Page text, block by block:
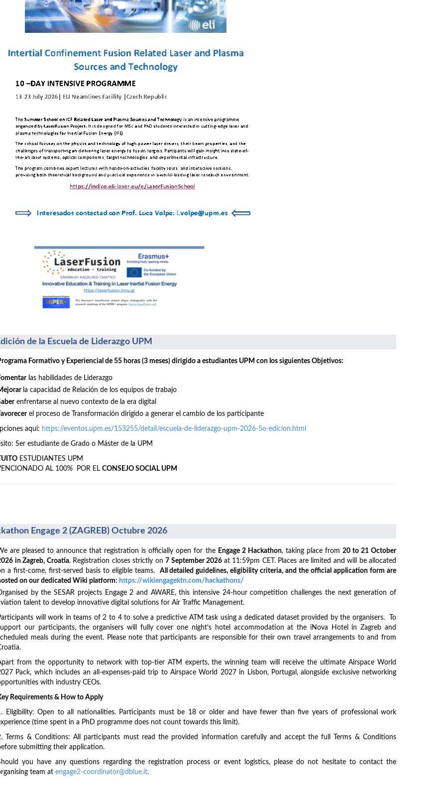
de la Escuela de Liderazgo UPM
Formativo y Experiencial de 55 horas (3 meses) dirigido a estudiantes UPM con los siguientes Objetivos:
las habilidades de Liderazgo
la capacidad de Relación de los equipos de trabajo
enfrentarse al nuevo contexto de la era digital
el proceso de Transformación dirigido a generar el cambio de los participante
aqui: https://eventos.upm.es/153255/detail/escuela-de-liderazgo-upm-2026-5o-edicion.html
Ser estudiante de Grado o Máster de la UPM
ESTUDIANTES UPM
AL 100% POR EL CONSEJO SOCIAL UPM
Engage 2 (ZAGREB) Octubre 2026
are pleased to announce that registration is officially open for the Engage 2 Hackathon, taking place from 20 to 21 October
in Zagreb, Croatia. Registration closes strictly on 7 September 2026 at 11:59pm CET. Places are limited and will be allocated
a first-come, first-served basis to eligible teams. All detailed guidelines, eligibility criteria, and the official application form are
on our dedicated Wiki platform: https://wikiengagektn.com/hackathons/
by the SESAR projects Engage 2 and AWARE, this intensive 24-hour competition challenges the next generation of
talent to develop innovative digital solutions for Air Traffic Management.
will work in teams of 2 to 4 to solve a predictive ATM task using a dedicated dataset provided by the organisers. To
our participants, the organisers will fully cover one night’s hotel accommodation at the iNova Hotel in Zagreb and
meals during the event. Please note that participants are responsible for their own travel arrangements to and from
from the opportunity to network with top-tier ATM experts, the winning team will receive the ultimate Airspace World
Pack, which includes an all-expenses-paid trip to Airspace World 2027 in Lisbon, Portugal, alongside exclusive networking
with industry CEOs.
Requirements & How to Apply
Eligibility: Open to all nationalities. Participants must be 18 or older and have fewer than five years of professional work
(time spent in a PhD programme does not count towards this limit).
Terms & Conditions: All participants must read the provided information carefully and accept the full Terms & Conditions
submitting their application.
you have any questions regarding the registration process or event logistics, please do not hesitate to contact the
team at engage2-coordinator@dblue.it.